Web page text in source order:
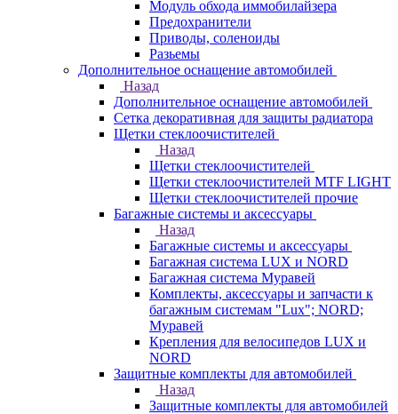
Модуль обхода иммобилайзера
Предохранители
Приводы, соленоиды
Разьемы
Дополнительное оснащение автомобилей
Назад
Дополнительное оснащение автомобилей
Сетка декоративная для защиты радиатора
Щетки стеклоочистителей
Назад
Щетки стеклоочистителей
Щетки стеклоочистителей MTF LIGHT
Щетки стеклоочистителей прочие
Багажные системы и аксессуары
Назад
Багажные системы и аксессуары
Багажная система LUX и NORD
Багажная система Муравей
Комплекты, аксессуары и запчасти к
багажным системам "Lux"; NORD;
Муравей
Крепления для велосипедов LUX и
NORD
Защитные комплекты для автомобилей
Назад
Защитные комплекты для автомобилей